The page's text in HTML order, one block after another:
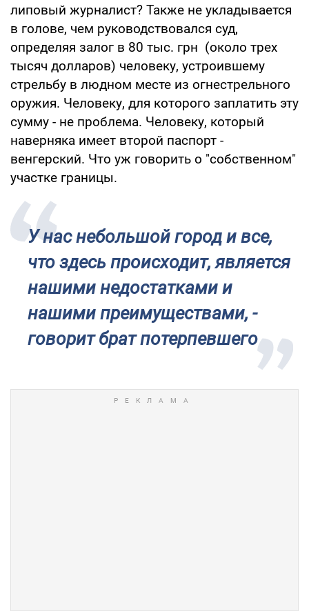
липовый журналист? Также не укладывается
в голове, чем руководствовался суд,
определяя залог в 80 тыс. грн (около трех
тысяч долларов) человеку, устроившему
стрельбу в людном месте из огнестрельного
оружия. Человеку, для которого заплатить эту
сумму - не проблема. Человеку, который
наверняка имеет второй паспорт -
венгерский. Что уж говорить о "собственном"
участке границы.
У нас небольшой город и все,
что здесь происходит, является
нашими недостатками и
нашими преимуществами, -
говорит брат потерпевшего